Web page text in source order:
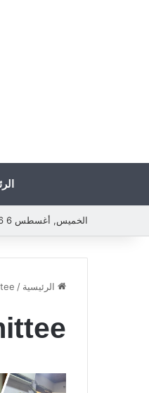
الخميس, أغسطس 6 2026
الرئيسية /